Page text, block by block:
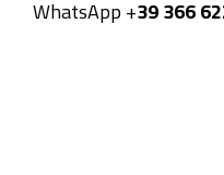
WhatsApp +39 366